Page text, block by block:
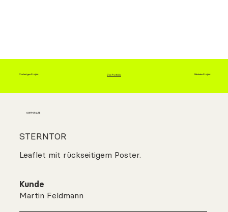
CORPORATE
STERNTOR
Leaflet mit rückseitigem Poster.
Kunde
Martin Feldmann
Vorheriges Projekt Nächstes Projekt
Zum Portfolio